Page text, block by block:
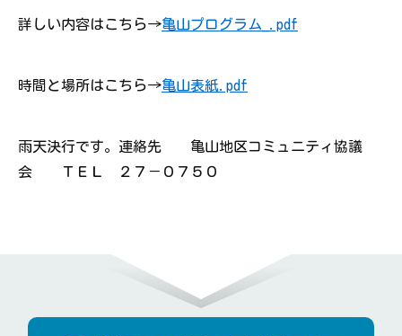
詳しい内容はこちら→亀山プログラム_.pdf
時間と場所はこちら→亀山表紙.pdf
雨天決行です。連絡先 亀山地区コミュニティ協議
会 ＴＥＬ ２７－０７５０